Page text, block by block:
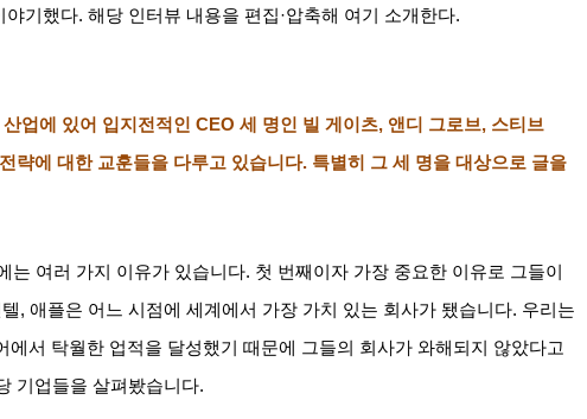
야기했다. 해당 인터뷰 내용을 편집·압축해 여기 소개한다.
업에 있어 입지전적인 CEO 세 명인 빌 게이츠, 앤디 그로브, 스티브
략에 대한 교훈들을 다루고 있습니다. 특별히 그 세 명을 대상으로 글을
는 여러 가지 이유가 있습니다. 첫 번째이자 가장 중요한 이유로 그들이
, 애플은 어느 시점에 세계에서 가장 가치 있는 회사가 됐습니다. 우리는
에서 탁월한 업적을 달성했기 때문에 그들의 회사가 와해되지 않았다고
기업들을 살펴봤습니다.